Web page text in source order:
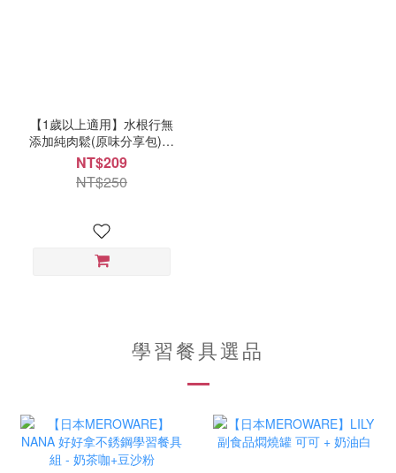
【1歲以上適用】水根行無
添加純肉鬆(原味分享包)｜
130gx1袋入
NT$209
NT$250
學習餐具選品